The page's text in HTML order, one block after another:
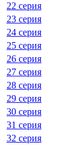
22 серия
23 серия
24 серия
25 серия
26 серия
27 серия
28 серия
29 серия
30 серия
31 серия
32 серия